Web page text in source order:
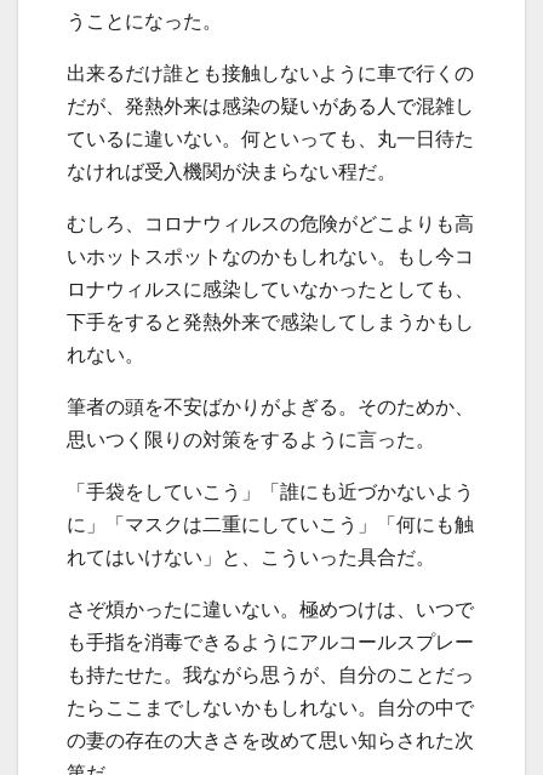
うことになった。
出来るだけ誰とも接触しないように車で行くの
だが、発熱外来は感染の疑いがある人で混雑し
ているに違いない。何といっても、丸一日待た
なければ受入機関が決まらない程だ。
むしろ、コロナウィルスの危険がどこよりも高
いホットスポットなのかもしれない。もし今コ
ロナウィルスに感染していなかったとしても、
下手をすると発熱外来で感染してしまうかもし
れない。
筆者の頭を不安ばかりがよぎる。そのためか、
思いつく限りの対策をするように言った。
「手袋をしていこう」「誰にも近づかないよう
に」「マスクは二重にしていこう」「何にも触
れてはいけない」と、こういった具合だ。
さぞ煩かったに違いない。極めつけは、いつで
も手指を消毒できるようにアルコールスプレー
も持たせた。我ながら思うが、自分のことだっ
たらここまでしないかもしれない。自分の中で
の妻の存在の大きさを改めて思い知らされた次